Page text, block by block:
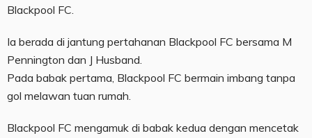
Blackpool FC.
Ia berada di jantung pertahanan Blackpool FC bersama M
Pennington dan J Husband.
Pada babak pertama, Blackpool FC bermain imbang tanpa
gol melawan tuan rumah.
Blackpool FC mengamuk di babak kedua dengan mencetak